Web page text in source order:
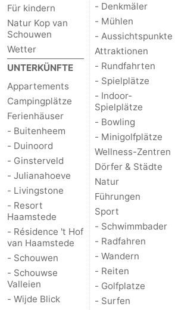
Für kindern
Natur Kop van
Schouwen
Wetter
UNTERKÜNFTE
Appartements
Campingplätze
Ferienhäuser
- Buitenheem
- Duinoord
- Ginsterveld
- Julianahoeve
- Livingstone
- Resort
Haamstede
- Résidence 't Hof
van Haamstede
- Schouwen
- Schouwse
Valleien
- Wijde Blick
- Denkmäler
- Mühlen
- Aussichtspunkte
Attraktionen
- Rundfahrten
- Spielplätze
- Indoor-
Spielplätze
- Bowling
- Minigolfplätze
Wellness-Zentren
Dörfer & Städte
Natur
Führungen
Sport
- Schwimmbader
- Radfahren
- Wandern
- Reiten
- Golfplatze
- Surfen